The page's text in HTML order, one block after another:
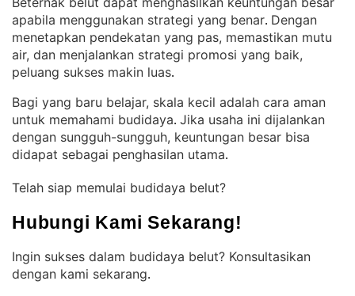
apabila menggunakan strategi yang benar. Dengan
menetapkan pendekatan yang pas, memastikan mutu
air, dan menjalankan strategi promosi yang baik,
peluang sukses makin luas.
Bagi yang baru belajar, skala kecil adalah cara aman
untuk memahami budidaya. Jika usaha ini dijalankan
dengan sungguh-sungguh, keuntungan besar bisa
didapat sebagai penghasilan utama.
Telah siap memulai budidaya belut?
Hubungi Kami Sekarang!
Ingin sukses dalam budidaya belut? Konsultasikan
dengan kami sekarang.